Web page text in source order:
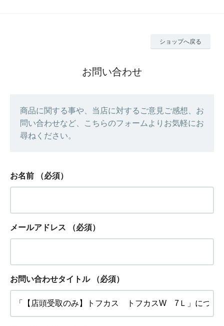
ショップへ戻る
お問い合わせ
商品に関する事や、当店に対するご意見ご感想、お
問い合わせなど、こちらのフォームよりお気軽にお
尋ねください。
お名前 （必須）
メールアドレス （必須）
お問い合わせタイトル （必須）